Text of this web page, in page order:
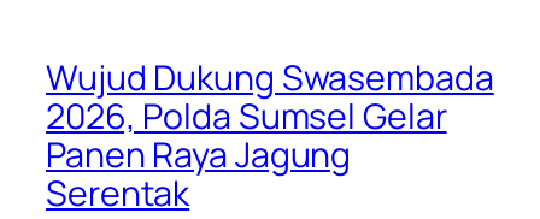
Wujud Dukung Swasembada
2026, Polda Sumsel Gelar
Panen Raya Jagung
Serentak